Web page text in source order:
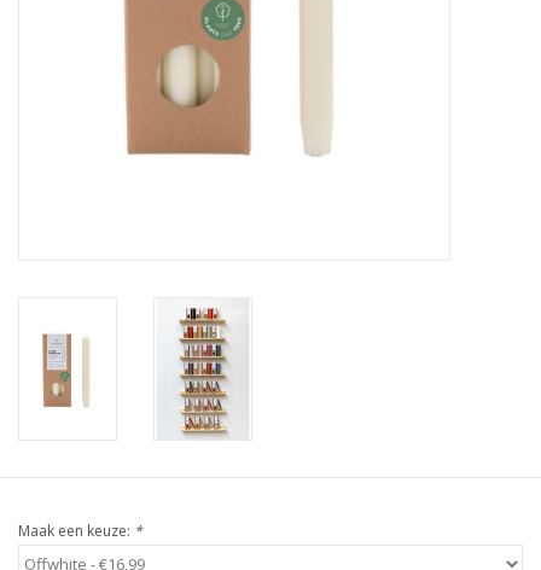
Relatiegeschenken & Bedankjes
Maak een keuze: *